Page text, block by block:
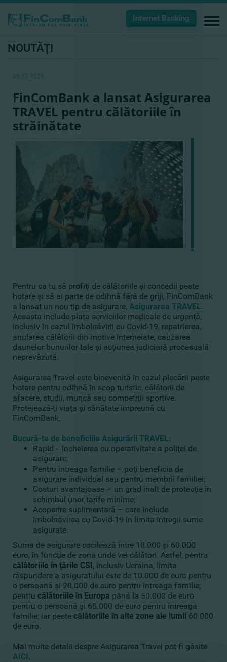
Internet Banking
NOUTĂŢI
09.11.2021
FinСomBank a lansat Asigurarea
TRAVEL pentru călătoriile în
străinătate
Pentru ca tu să profiţi de călătoriile şi concedii peste
hotare şi să ai parte de odihnă fără de griji, FinComBank
a lansat un nou tip de asigurare, Asigurarea TRAVEL.
Aceasta include plata serviciilor medicale de urgenţă,
inclusiv în cazul îmbolnăvirii cu Covid-19, repatrierea,
anularea călătorii din motive întemeiate, cauzarea
daunelor bunurilor tale şi acţiunea judiciară procesuală
neprevăzută.
Asigurarea Travel este binevenită în cazul plecării peste
hotare pentru odihnă în scop turistic, călătorii de
afacere, studii, muncă sau competiţii sportive.
Protejează-ţi viaţa şi sănătate împreună cu
FinComBank.
Bucură-te de beneficiile Asigurării TRAVEL:
Rapid - încheierea cu operativitate a poliţei de
asigurare;
Pentru întreaga familie – poţi beneficia de
asigurare individual sau pentru membrii familiei;
Costuri avantajoase – un grad înalt de protecţie în
schimbul unor tarife minime;
Acoperire suplimentară – care include
îmbolnăvirea cu Covid-19 în limita întregii sume
asigurate.
Suma de asigurare oscilează între 10.000 şi 60.000
euro, în funcţie de zona unde vei călători. Astfel, pentru
călătoriile în ţările CSI, inclusiv Ucraina, limita
răspundere a asiguratului este de 10.000 de euro pentru
o persoană şi 20.000 de euro pentru întreaga familie;
pentru călătoriile în Europa până la 50.000 de euro
pentru o persoană şi 60.000 de euro pentru întreaga
familie; iar peste călătoriile în alte zone ale lumii 60.000
de euro.
Mai multe detalii despre Asigurarea Travel pot fi găsite
AICI.